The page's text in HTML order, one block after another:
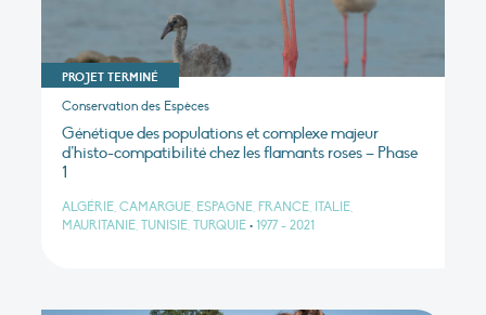
PROJET TERMINÉ
Conservation des Espèces
Génétique des populations et complexe majeur
d’histo-compatibilité chez les flamants roses – Phase
1
ALGÉRIE, CAMARGUE, ESPAGNE, FRANCE, ITALIE,
MAURITANIE, TUNISIE, TURQUIE • 1977 - 2021